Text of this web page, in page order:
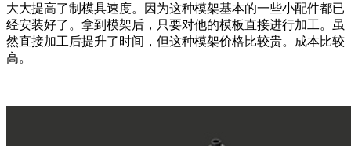
大大提高了制模具速度。因为这种模架基本的一些小配件都已
经安装好了。拿到模架后，只要对他的模板直接进行加工。虽
然直接加工后提升了时间，但这种模架价格比较贵。成本比较
高。